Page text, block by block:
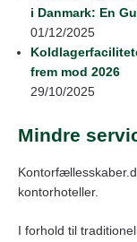
i Danmark: En
01/12/2025
frem mod 2026
29/10/2025
Mindre
kontorhoteller.
I forhold til